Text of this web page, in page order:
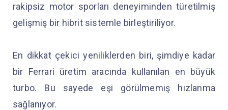
rakipsiz motor sporları deneyiminden türetilmiş
gelişmiş bir hibrit sistemle birleştiriliyor.
En dikkat çekici yeniliklerden biri, şimdiye kadar
bir Ferrari üretim aracında kullanılan en büyük
turbo. Bu sayede eşi görülmemiş hızlanma
sağlanıyor.